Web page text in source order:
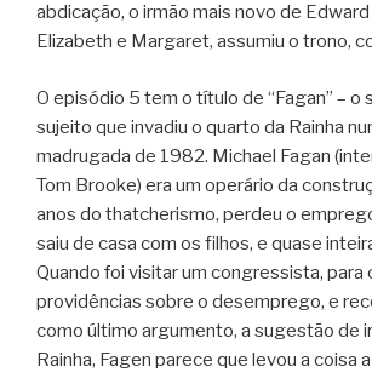
abdicação, o irmão mais novo de
Elizabeth e Margaret, assumiu o trono,
O episódio 5 tem o título de “Fagan” – o
sujeito que invadiu o quarto da Rainha
madrugada de 1982. Michael Fagan
Tom Brooke) era um operário da
anos do thatcherismo, perdeu o
saiu de casa com os filhos, e quase
Quando foi visitar um congressista, para
providências sobre o desemprego, e
como último argumento, a sugestão de
Rainha, Fagen parece que levou a coisa